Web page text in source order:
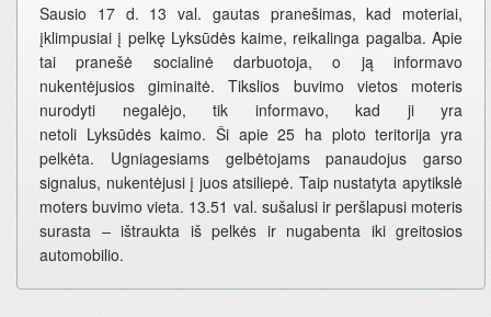
Sausio 17 d. 13 val. gautas pranešimas, kad moteriai,
įklimpusiai į pelkę Lyksūdės kaime, reikalinga pagalba. Apie
tai pranešė socialinė darbuotoja, o ją informavo
nukentėjusios giminaitė. Tikslios buvimo vietos moteris
nurodyti negalėjo, tik informavo, kad ji yra
netoli Lyksūdės kaimo. Ši apie 25 ha ploto teritorija yra
pelkėta. Ugniagesiams gelbėtojams panaudojus garso
signalus, nukentėjusi į juos atsiliepė. Taip nustatyta apytikslė
moters buvimo vieta. 13.51 val. sušalusi ir peršlapusi moteris
surasta – ištraukta iš pelkės ir nugabenta iki greitosios
automobilio.